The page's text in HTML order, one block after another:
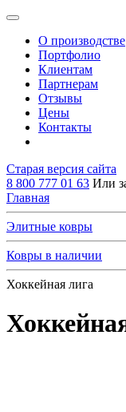
О производстве
Портфолио
Клиентам
Партнерам
Отзывы
Цены
Контакты
Старая версия сайта
8 800 777 01 63 Или
Главная
Элитные ковры
Ковры в наличии
Хоккейная лига